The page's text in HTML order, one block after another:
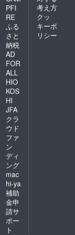
PFI
RE
ふる
さと
納税
AD
FOR
ALL
HIO
KOS
HI
JFA
クラ
ウド
ファ
ン
ディ
ング
mac
hi-ya
補助
金申
請サ
ポー
ト
考え方
クッ
キーポ
リシー